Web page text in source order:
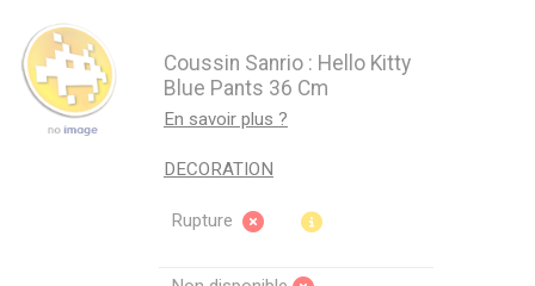
Coussin Sanrio : Hello Kitty
Blue Pants 36 Cm
En savoir plus ?
DECORATION
Rupture